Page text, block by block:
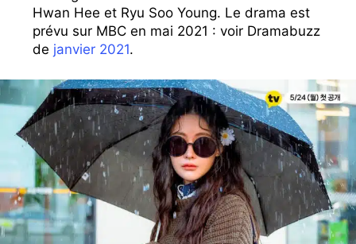
Hwan Hee et Ryu Soo Young. Le drama est
prévu sur MBC en mai 2021 : voir Dramabuzz
de janvier 2021.